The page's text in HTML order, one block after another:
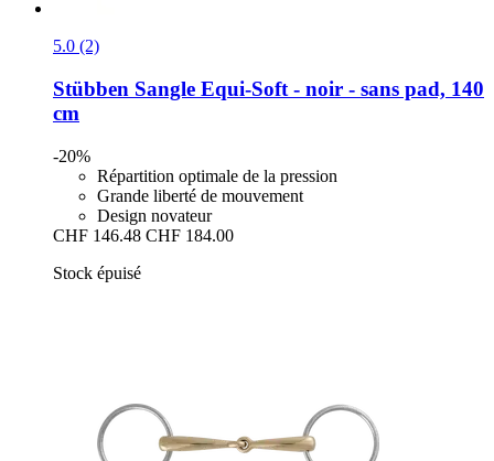
5.0 (2)
Stübben Sangle Equi-​Soft -​ noir -​ sans pad, 140
cm
-20%
Répartition optimale de la pression
Grande liberté de mouvement
Design novateur
CHF 146.48 CHF 184.00
Stock épuisé